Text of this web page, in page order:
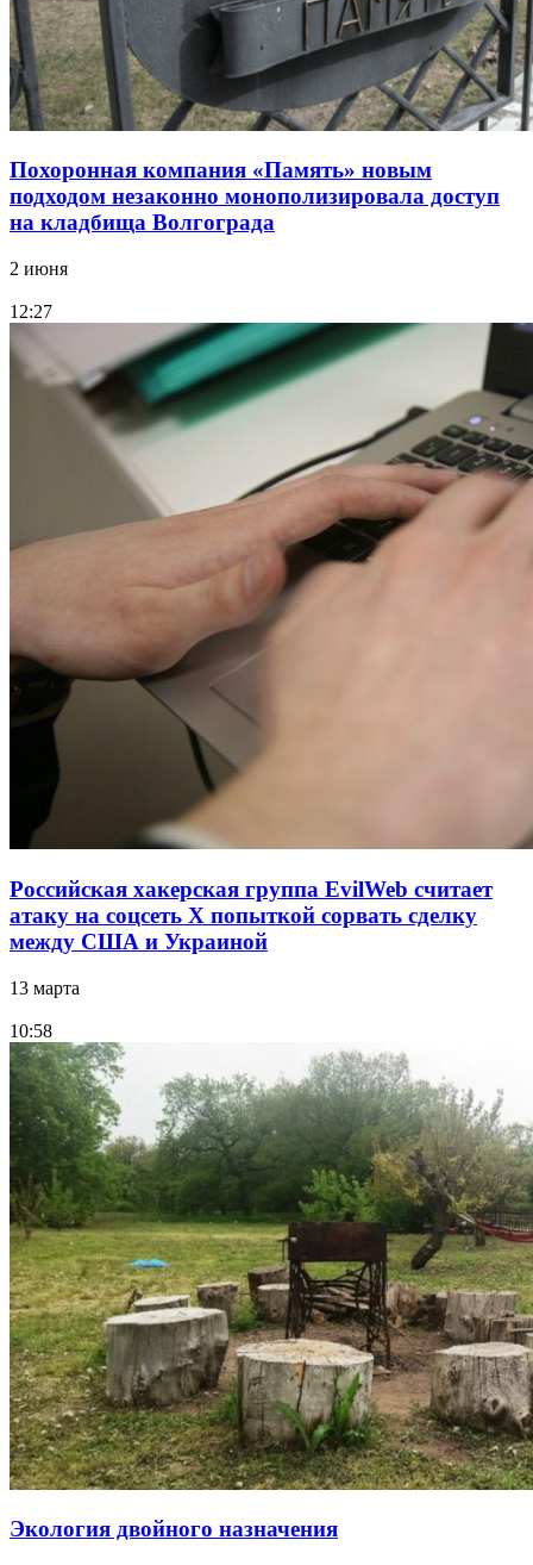
Похоронная компания «Память» новым
подходом незаконно монополизировала доступ
на кладбища Волгограда
2 июня
12:27
Российская хакерская группа EvilWeb считает
атаку на соцсеть Х попыткой сорвать сделку
между США и Украиной
13 марта
10:58
Экология двойного назначения